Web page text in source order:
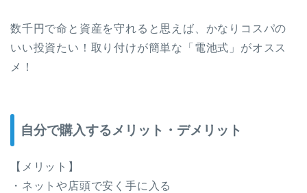
数千円で命と資産を守れると思えば、かなりコスパの
いい投資たい！取り付けが簡単な「電池式」がオスス
メ！
自分で購入するメリット・デメリット
【メリット】
・ネットや店頭で安く手に入る